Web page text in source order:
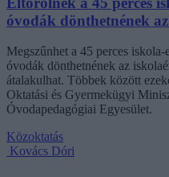
óvodák dönthetnének
Megszűnhet a 45 perces
óvodák dönthetnének az
átalakulhat. Többek között
Oktatási és Gyermekügyi
Óvodapedagógiai Egyesület.
Közoktatás
Kovács Dóri